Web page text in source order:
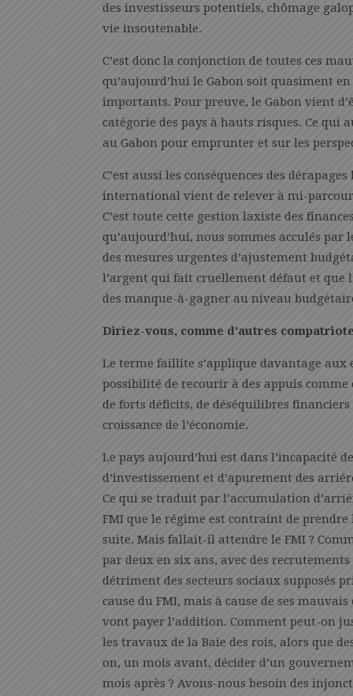
des investisseurs potentiels, chômage
vie insoutenable.
C’est donc la conjonction de toutes ces
qu’aujourd’hui le Gabon soit quasiment
importants. Pour preuve, le Gabon vient
catégorie des pays à hauts risques. Ce qui
au Gabon pour emprunter et sur les
C’est aussi les conséquences des
international vient de relever à mi-
C’est toute cette gestion laxiste des
qu’aujourd’hui, nous sommes acculés
des mesures urgentes d’ajustement
l’argent qui fait cruellement défaut et que
des manque-à-gagner au niveau
Diriez-vous, comme d’autres
Le terme faillite s’applique davantage aux
possibilité de recourir à des appuis
de forts déficits, de déséquilibres
croissance de l’économie.
Le pays aujourd’hui est dans l’incapacité
d’investissement et d’apurement des
Ce qui se traduit par l’accumulation
FMI que le régime est contraint de
suite. Mais fallait-il attendre le FMI ?
par deux en six ans, avec des
détriment des secteurs sociaux supposés
cause du FMI, mais à cause de ses
vont payer l’addition. Comment peut-on
les travaux de la Baie des rois, alors que
on, un mois avant, décider d’un
mois après ? Avons-nous besoin des